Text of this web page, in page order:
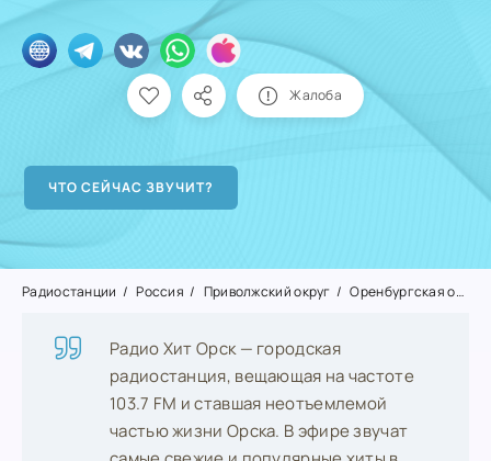
Жалоба
Радиостанции Россия Приволжский округ Оренбургская область
Радио Хит Орск — городская
радиостанция, вещающая на частоте
103.7 FM и ставшая неотъемлемой
частью жизни Орска. В эфире звучат